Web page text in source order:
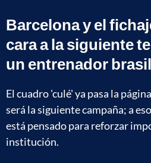
Barcelona y el
cara a la siguiente
un entrenador
El cuadro 'culé' ya pasa la
será la siguiente campaña; a
está pensado para reforzar
institución.